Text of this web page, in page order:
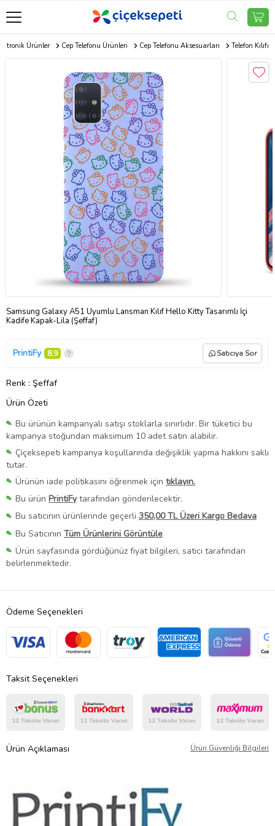
Ürünler Cep Telefonu Ürünleri Cep Telefonu Aksesuarları Telefon Kılıfı
Samsung Galaxy A51 Uyumlu Lansman Kılıf Hello Kitty Tasarımlı İçi
Kadife Kapak-Lila (Şeffaf)
PrintiFy 8,9 Satıcıya Sor
Renk : Şeffaf
Ürün Özeti
Bu ürünün kampanyalı satışı stoklarla sınırlıdır. Bir tüketici bu
kampanya stoğundan maksimum 10 adet satın alabilir.
Çiçeksepeti kampanya koşullarında değişiklik yapma hakkını saklı
tutar.
Ürünün iade politikasını öğrenmek için tıklayın.
Bu ürün PrintiFytarafından gönderilecektir.
Bu satıcının ürünlerinde geçerli 350,00 TL Üzeri Kargo Bedava
Bu Satıcının Tüm Ürünlerini Görüntüle
Ürün sayfasında gördüğünüz fiyat bilgileri, satıcı tarafından
belirlenmektedir.
Ödeme Seçenekleri
Taksit Seçenekleri
Ürün Açıklaması Ürün Güvenliği Bilgileri